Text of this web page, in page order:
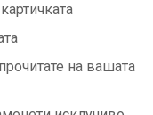
на вашата